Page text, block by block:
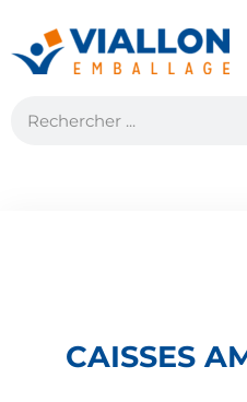
CAISSES